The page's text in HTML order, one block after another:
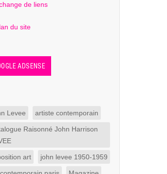
de liens
du site
ADSENSE
Levee artiste contemporain
Raisonné John Harrison
art john levee 1950-1959